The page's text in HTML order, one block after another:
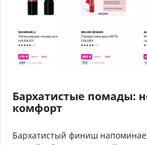
Бархатистые помады:
комфорт
Бархатистый финиш